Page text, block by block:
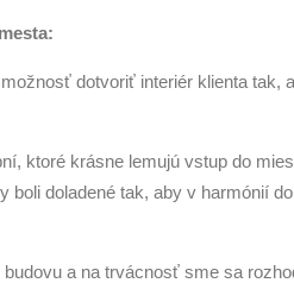
dotvoriť interiér klienta
ktoré krásne lemujú vstup do
doladené tak, aby v harmónií
a na trvácnosť sme sa